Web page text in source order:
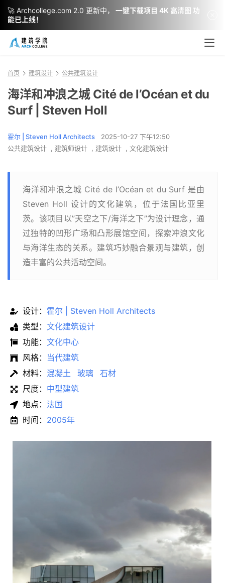
首页 建筑设计 公共建筑设计
海洋和冲浪之城 Cité de l’Océan et du
Surf | Steven Holl
霍尔 | Steven Holl Architects
2025-10-27 下午12:50
公共建筑设计 , 建筑师设计 , 建筑设计 , 文化建筑设计
海洋和冲浪之城 Cité de l’Océan et du Surf 是由
Steven Holl 设计的文化建筑，位于法国比亚里
茨。该项目以”天空之下/海洋之下”为设计理念，通
过独特的凹形广场和凸形展馆空间，探索冲浪文化
与海洋生态的关系。建筑巧妙融合景观与建筑，创
造丰富的公共活动空间。
设计： 霍尔 | Steven Holl Architects
类型： 文化建筑设计
功能： 文化中心
风格： 当代建筑
材料： 混凝土 玻璃
石材
尺度： 中型建筑
地点： 法国
时间： 2005年
🚀 Archcollege.com 2.0 更新中，
一键下载项目 4K 高清图 功
能已上线！